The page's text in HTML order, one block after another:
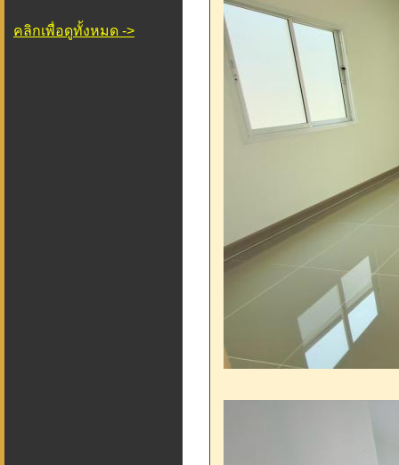
คลิกเพื่อดูทั้งหมด ->